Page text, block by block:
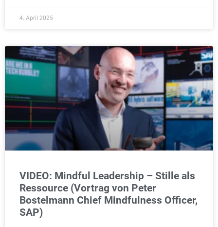
4. April 2025
VIDEO: Mindful Leadership – Stille als
Ressource (Vortrag von Peter
Bostelmann Chief Mindfulness Officer,
SAP)